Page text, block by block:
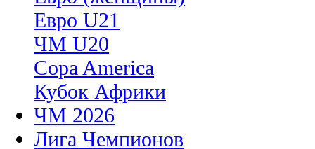
Евро U21
ЧМ U20
Copa America
Кубок Африки
ЧМ 2026
Лига Чемпионов